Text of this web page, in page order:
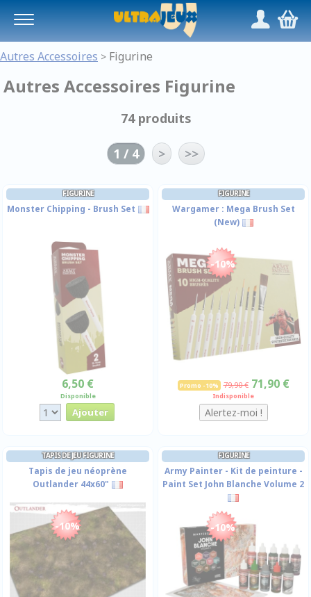
/,
Autres Accessoires > Figurine
Autres Accessoires Figurine
74 produits
1 / 4 > >>
FIGURINE
Monster Chipping - Brush Set
6,50 €
Disponible
FIGURINE
Wargamer : Mega Brush Set
(New)
-10%
Promo -10% 79,90 € 71,90 €
Indisponible
TAPIS DE JEU FIGURINE
Tapis de jeu néoprène
Outlander 44x60"
-10%
FIGURINE
Army Painter - Kit de peinture -
Paint Set John Blanche Volume 2
-10%